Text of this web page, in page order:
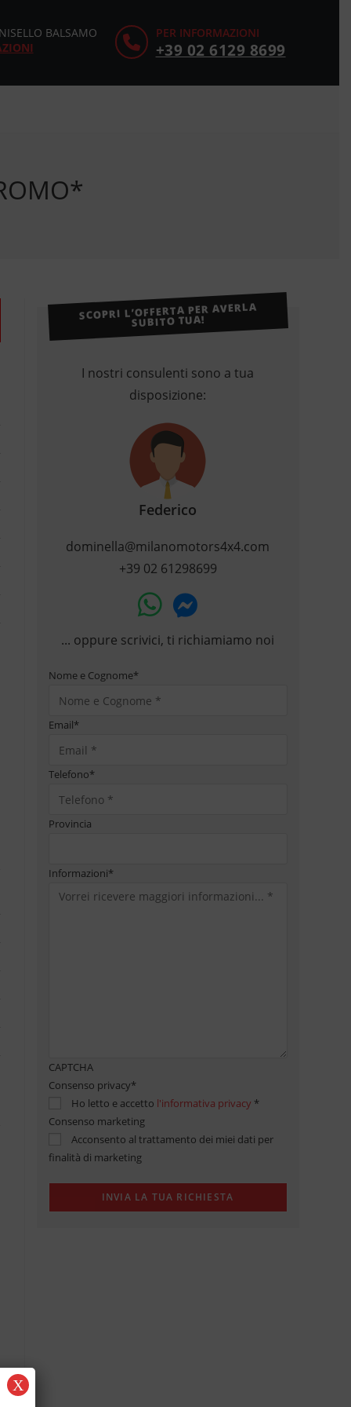
PER INFORMAZIONI
+39 02 6129 8699
BALSAMO
SCOPRI L’OFFERTA PER AVERLA
SUBITO TUA!
I nostri consulenti sono a tua
disposizione:
Federico
dominella@milanomotors4x4.com
+39 02 61298699
... oppure scrivici, ti richiamiamo noi
Nome e Cognome*
Email*
Telefono*
Provincia
Informazioni*
CAPTCHA
Consenso privacy*
Ho letto e accetto l'informativa privacy *
Consenso marketing
Acconsento al trattamento dei miei dati per
finalità di marketing
X